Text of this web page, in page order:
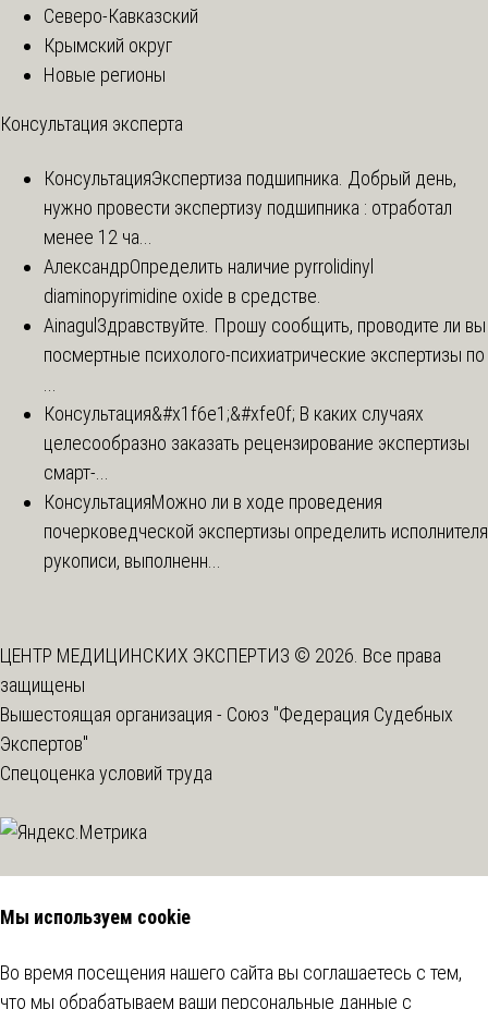
Северо-Кавказский
Крымский округ
Новые регионы
Консультация эксперта
КонсультацияЭкспертиза подшипника. Добрый день,
нужно провести экспертизу подшипника : отработал
менее 12 ча...
АлександрОпределить наличие pyrrolidinyl
diaminopyrimidine oxide в средстве.
Ainagul Здравствуйте. Прошу сообщить, проводите ли вы
посмертные психолого-психиатрические экспертизы по
Консультация&#x1f6e1;&#xfe0f; В каких случаях
целесообразно заказать рецензирование экспертизы
смарт-...
КонсультацияМожно ли в ходе проведения
почерковедческой экспертизы определить исполнителя
рукописи, выполненн...
ЦЕНТР МЕДИЦИНСКИХ ЭКСПЕРТИЗ © 2026. Все права
защищены
Вышестоящая организация - Союз "Федерация Судебных
Экспертов"
Спецоценка условий труда
Мы используем cookie
Во время посещения нашего сайта вы соглашаетесь с тем,
что мы обрабатываем ваши персональные данные с